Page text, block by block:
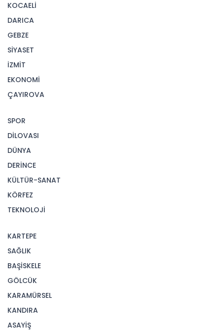
KOCAELİ
DARICA
GEBZE
SİYASET
İZMİT
EKONOMİ
ÇAYIROVA
SPOR
DİLOVASI
DÜNYA
DERİNCE
KÜLTÜR-SANAT
KÖRFEZ
TEKNOLOJİ
KARTEPE
SAĞLIK
BAŞİSKELE
GÖLCÜK
KARAMÜRSEL
KANDIRA
ASAYİŞ